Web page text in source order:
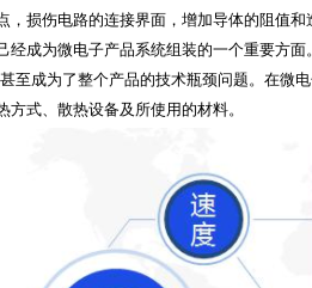
，损伤电路的连接界面，增加导体的阻值
经成为微电子产品系统组装的一个重要方
至成为了整个产品的技术瓶颈问题。在微
方式、散热设备及所使用的材料。